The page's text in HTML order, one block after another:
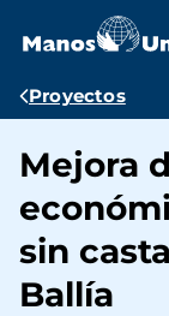
contenido
Ruta
Proyectos
Mejora
sin
Ballía